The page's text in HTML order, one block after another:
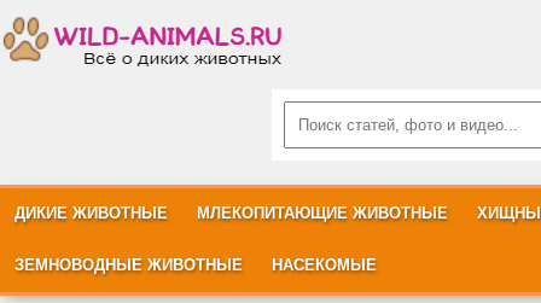
ДИКИЕ ЖИВОТНЫЕ МЛЕКОПИТАЮЩИЕ ЖИВОТНЫЕ
ЗЕМНОВОДНЫЕ ЖИВОТНЫЕ НАСЕКОМЫЕ